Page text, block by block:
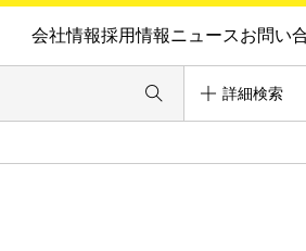
会社情報採用情報ニュースお問い
詳細検索